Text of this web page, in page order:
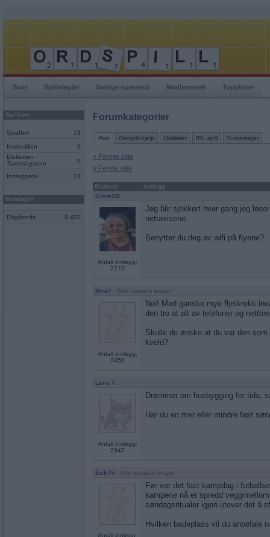
Start Spilleregler Vanlige spørsmål Medlemssøk Topplister
Spillrom
Sjiraffen 13
Krokodillen
0
Elefanten
Turneringsrom
0
Innloggede 13
Mobilspill
Pågående 8 402
Forumkategorier
Prat Ordspill-hjelp Ordleker IRL-spill Turneringer
« Forrige side
« Første side
Brukere
Innlegg
GreteSB
Antall innlegg:
7777
Jeg blir sjokkert hver gang jeg
nettavisene.
Benytter du deg av wifi på flyene?
Mira7 - Ikke medlem lenger
Antall innlegg:
2459
Nei! Med ganske mye flyskrekk
den tro at alt av telefoner og
Skulle du ønske at du var den
kveld?
Lene T
Antall innlegg:
2947
Drømmer om husbygging for tida,
Har du en mer eller mindre fast
Erik75 - Ikke medlem lenger
Antall innlegg:
Før var det fast kampdag i
kampene nå er spredd
søndagsritualer igjen utover det å
Hvilken badeplass vil du anbefale